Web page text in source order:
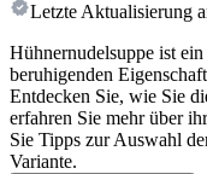
Letzte Aktualisierung
Hühnernudelsuppe ist
beruhigenden
Entdecken Sie, wie Sie
erfahren Sie mehr über
Sie Tipps zur Auswahl
Variante.